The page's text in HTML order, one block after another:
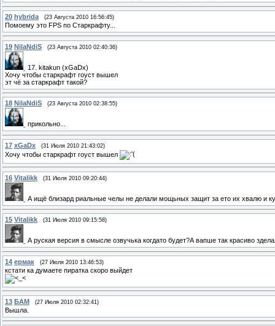
20 hybrida (23 Августа 2010 16:56:45)
Помоему это FPS по Старкрафту...
19 NilaNdiS (23 Августа 2010 02:40:36)
17. kitakun (xGaDx)
Хочу чтобы старкрафт гоуст вышел
эт чё за старкрафт такой?
18 NilaNdiS (23 Августа 2010 02:38:55)
прикольно...
17 xGaDx (31 Июля 2010 21:43:02)
Хочу чтобы старкрафт гоуст вышел
16 Vitalikk (31 Июля 2010 09:20:44)
А ищё близард риальные челы не делали мощьных защит за ето их хвалю и
15 Vitalikk (31 Июля 2010 09:15:58)
А руская версия в смысле озвучька когдато будет?А вапше так красиво
14 ермак (27 Июля 2010 13:46:53)
кстати ка думаете пиратка скоро выйдет
13 БАМ (27 Июля 2010 02:32:41)
Вышла.